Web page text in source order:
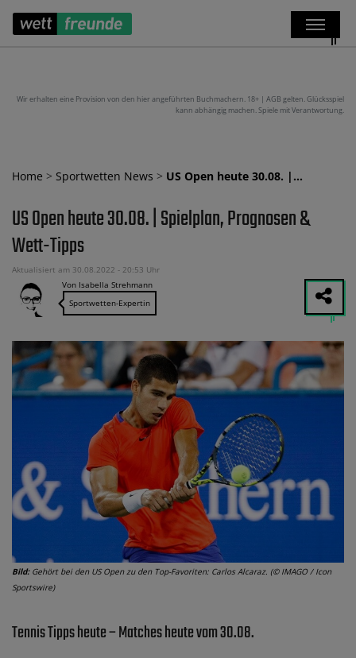
Wir erhalten eine Provision von den hier angeführten Buchmachern. 18+ | AGB gelten. Glücksspiel
kann abhängig machen. Spiele mit Verantwortung.
Home > Sportwetten News > US Open heute 30.08. |…
US Open heute 30.08. | Spielplan, Prognosen &
Wett-Tipps
Aktualisiert am 30.08.2022 - 20:53 Uhr
Von Isabella Strehmann
Sportwetten-Expertin
Bild:Gehört bei den US Open zu den Top-Favoriten: Carlos Alcaraz. (© IMAGO / Icon
Sportswire)
Tennis Tipps heute – Matches heute vom 30.08.